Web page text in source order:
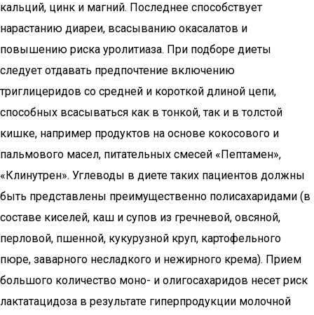
кальций, цинк и магний. Последнее способствует
нарастанию диареи, всасыванию окасалатов и
повышению риска уролитиаза. При подборе диеты
следует отдавать предпочтение включению
триглицеридов со средней и короткой длиной цепи,
способных всасываться как в тонкой, так и в толстой
кишке, например продуктов на основе кокосового и
пальмового масел, питательных смесей «Пептамен»,
«Клинутрен». Углеводы в диете таких пациентов должны
быть представлены преимущественно полисахаридами (в
составе киселей, каш и супов из гречневой, овсяной,
перловой, пшенной, кукурузной круп, картофельного
пюре, заварного несладкого и нежирного крема). Прием
большого количество моно- и олигосахаридов несет риск
лактатацидоза в результате гиперпродукции молочной